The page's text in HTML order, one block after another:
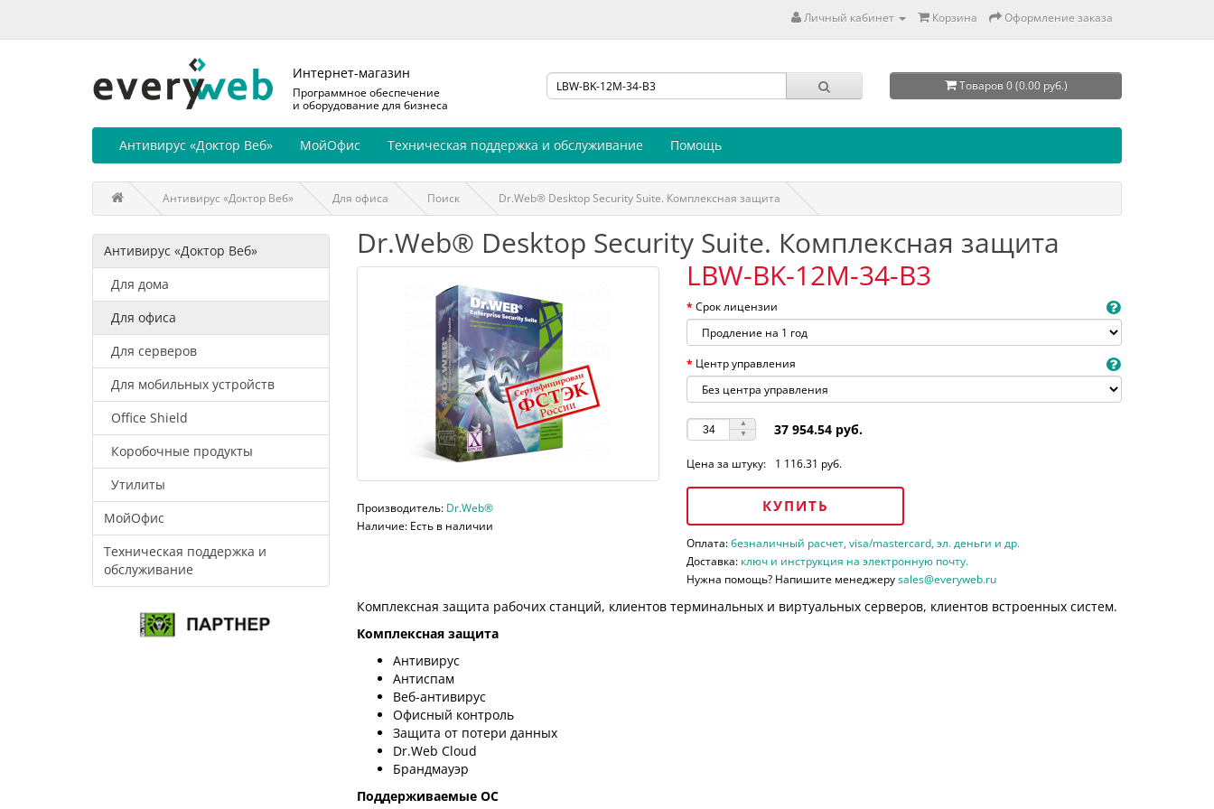
Личный кабинет Корзина Оформление заказа
Интернет-магазин
Программное обеспечение
и оборудование для бизнеса
Товаров 0 (0.00 руб.)
Антивирус «Доктор Веб» МойОфис Техническая поддержка и обслуживание Помощь
Антивирус «Доктор Веб» Для офиса Поиск Dr.Web® Desktop Security Suite. Комплексная защита
Антивирус «Доктор Веб»
Для дома
Для офиса
Для серверов
Для мобильных устройств
Office Shield
Коробочные продукты
Утилиты
МойОфис
Техническая поддержка и
обслуживание
Dr.Web® Desktop Security Suite. Комплексная защита
Производитель: Dr.Web®
Наличие: Есть в наличии
LBW-BK-12M-34-B3
Срок лицензии
Центр управления
37 954.54 руб.
Цена за штуку: 1 116.31 руб.
КУПИТЬ
Оплата:безналичный расчет, visa/mastercard, эл. деньги и др.
Доставка: ключ и инструкция на электронную почту.
Нужна помощь? Напишите менеджеруsales@everyweb.ru
Комплексная защита рабочих станций, клиентов терминальных и виртуальных серверов, клиентов встроенных систем.
Комплексная защита
Антивирус
Антиспам
Веб-антивирус
Офисный контроль
Защита от потери данных
Dr.Web Cloud
Брандмауэр
Поддерживаемые ОС